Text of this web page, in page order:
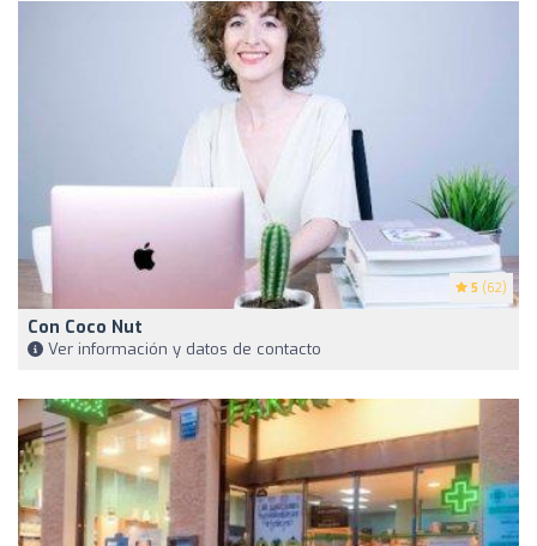
5 (62)
Con Coco Nut
Ver información y datos de contacto